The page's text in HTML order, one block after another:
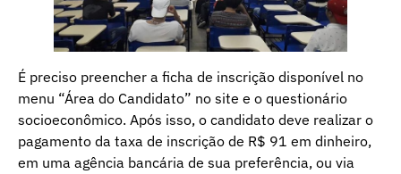
É preciso preencher a ficha de inscrição disponível no
menu “Área do Candidato” no site e o questionário
socioeconômico. Após isso, o candidato deve realizar o
pagamento da taxa de inscrição de R$ 91 em dinheiro,
em uma agência bancária de sua preferência, ou via